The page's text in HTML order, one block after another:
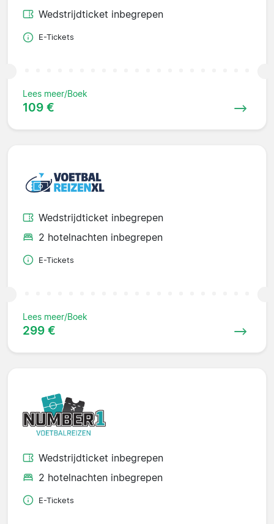
Wedstrijdticket inbegrepen
E-Tickets
Lees meer/Boek
109 €
Wedstrijdticket inbegrepen
2 hotelnachten inbegrepen
E-Tickets
Lees meer/Boek
299 €
Wedstrijdticket inbegrepen
2 hotelnachten inbegrepen
E-Tickets